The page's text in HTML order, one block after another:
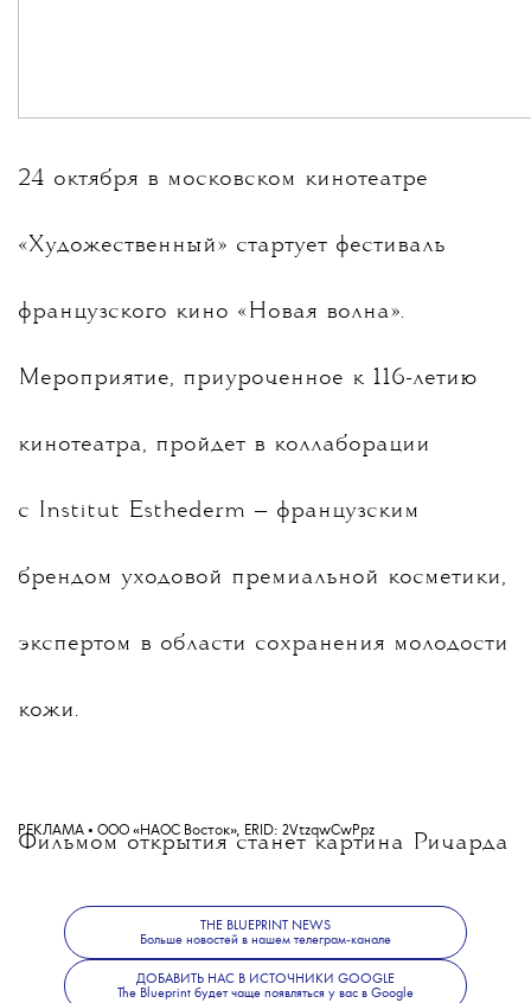
24 октября в московском кинотеатре
«Художественный» стартует фестиваль
французского кино «Новая волна».
Мероприятие, приуроченное к 116-летию
кинотеатра, пройдет в коллаборации
с Institut Esthederm — французским
брендом уходовой премиальной косметики,
экспертом в области сохранения молодости
кожи.
Фильмом открытия станет картина Ричарда
Линклейтера«Новая волна»,
рассказывающая о первых шагах Жана-
РЕКЛАМА • ООО «НАОС Восток», ERID: 2VtzqwCwPpz
THE BLUEPRINT NEWS
Больше новостей в нашем телеграм-канале
ДОБАВИТЬ НАС В ИСТОЧНИКИ GOOGLE
The Blueprint будет чаще появляться у вас в Google